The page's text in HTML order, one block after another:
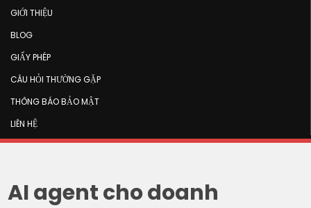
GIỚI THIỆU
BLOG
GIẤY PHÉP
CÂU HỎI THƯỜNG GẶP
THÔNG BÁO BẢO MẬT
LIÊN HỆ
AI agent cho doanh